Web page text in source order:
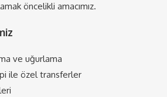
öncelikli amacımız.
ve uğurlama
ile özel transferler